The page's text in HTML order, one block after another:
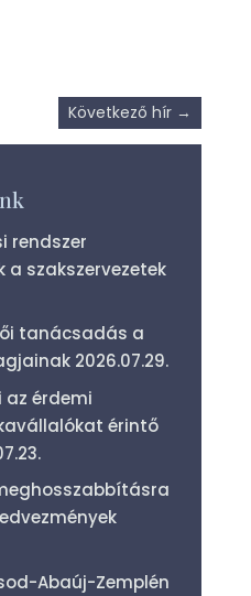
Következő hír →
rendszer
szakszervezetek
tanácsadás a
2026.07.29.
az érdemi
érintő
Abaúj-Zemplén